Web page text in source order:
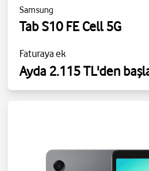
Samsung
Tab S10 FE Cell 5G
Faturaya ek
Ayda 2.115 TL'den